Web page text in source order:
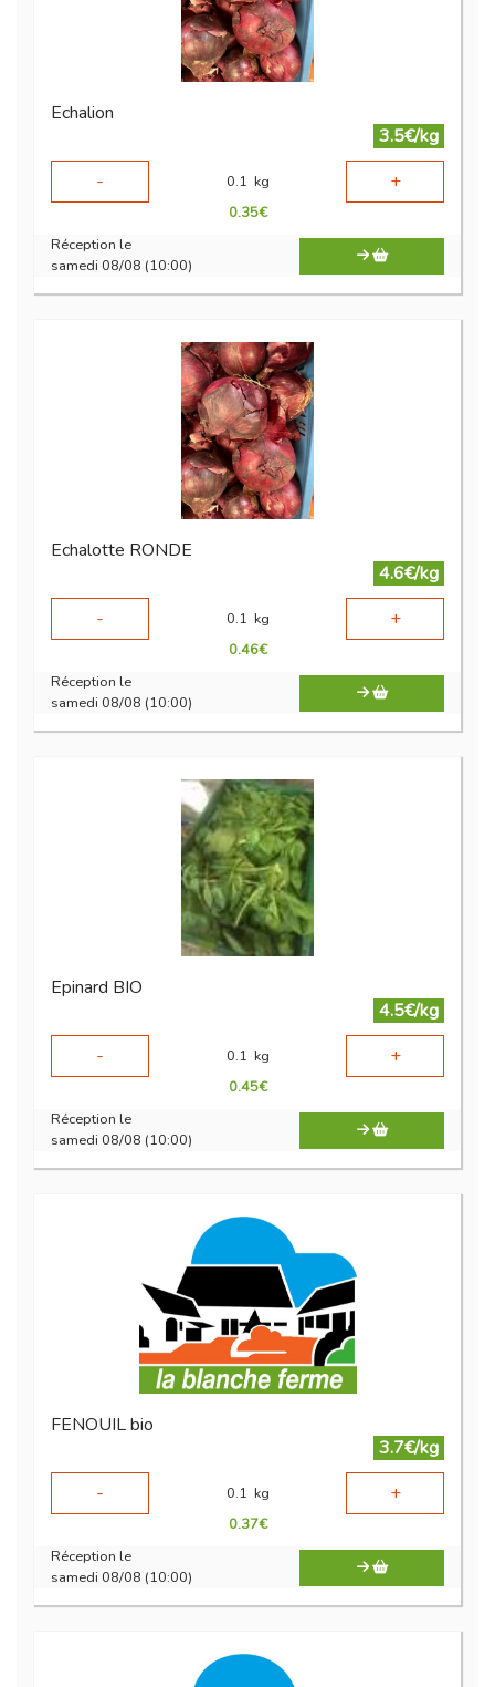
Echalion
3.5€/kg
-
0.1 kg +
0.35€
Réception le
samedi 08/08 (10:00)
Echalotte RONDE
4.6€/kg
-
0.1 kg +
0.46€
Réception le
samedi 08/08 (10:00)
Epinard BIO
4.5€/kg
-
0.1 kg +
0.45€
Réception le
samedi 08/08 (10:00)
FENOUIL bio
3.7€/kg
-
0.1 kg +
0.37€
Réception le
samedi 08/08 (10:00)